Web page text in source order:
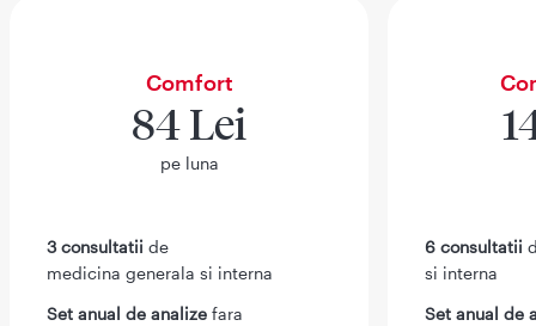
Comfort
84 Lei
pe luna
3 consultatii de
medicina generala si interna
Set anual de analize fara
6 consultatii
si interna
Set anual de